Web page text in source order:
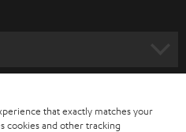
den Bass zuständig ist, mit einer
sind Hochtöner in der Regel auch
that exactly matches your
cookies and other tracking